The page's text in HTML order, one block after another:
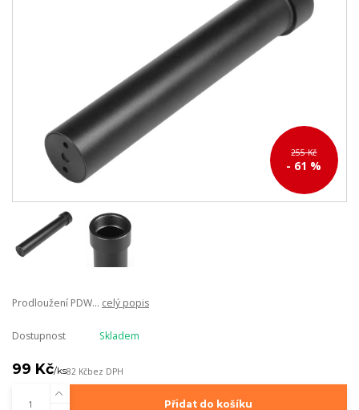
255 Kč
- 61 %
Prodloužení PDW... celý popis
Dostupnost Skladem
99 Kč/ks82 Kčbez DPH
Přidat do košíku